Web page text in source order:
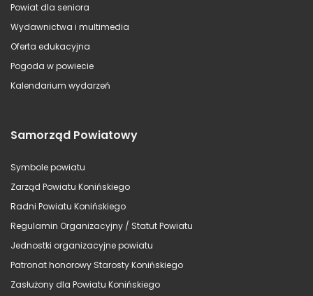
Powiat dla seniora
Wydawnictwa i multimedia
Oferta edukacyjna
Pogoda w powiecie
Kalendarium wydarzeń
Samorząd Powiatowy
Symbole powiatu
Zarząd Powiatu Konińskiego
Radni Powiatu Konińskiego
Regulamin Organizacyjny / Statut Powiatu
Jednostki organizacyjne powiatu
Patronat honorowy Starosty Konińskiego
Zasłużony dla Powiatu Konińskiego